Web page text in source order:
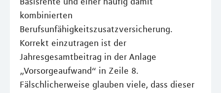
kombinierten
Berufsunfähigkeitszusatzversicherung.
Korrekt einzutragen ist der
Jahresgesamtbeitrag in der Anlage
„Vorsorgeaufwand“ in Zeile 8.
Fälschlicherweise glauben viele, dass dieser